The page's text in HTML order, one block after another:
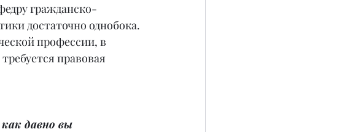
гражданско-
достаточно однобока.
профессии, в
правовая
давно вы